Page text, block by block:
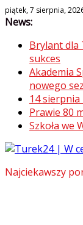
Skip
to
piątek, 7 sierpnia,
News:
Brylant dla
sukces
Akademia
nowego
14
Prawie 80
Szkoła we
Najciekawszy